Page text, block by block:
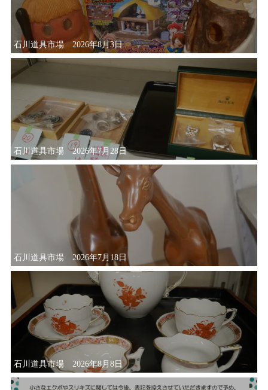
石川道具市場 2026年8月3日
石川道具市場 2026年7月28日
石川道具市場 2026年7月18日
石川道具市場 2026年8月8日